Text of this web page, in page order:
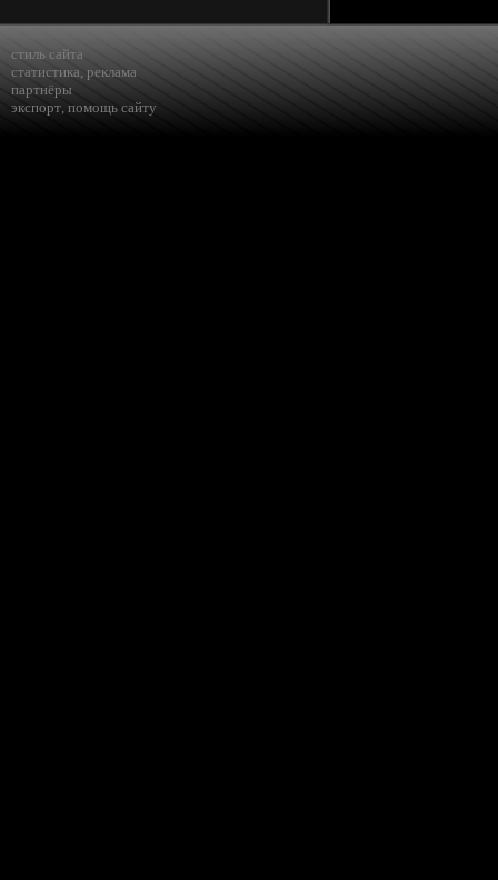
стиль сайта
статистика, реклама
партнёры
экспорт, помощь сайту